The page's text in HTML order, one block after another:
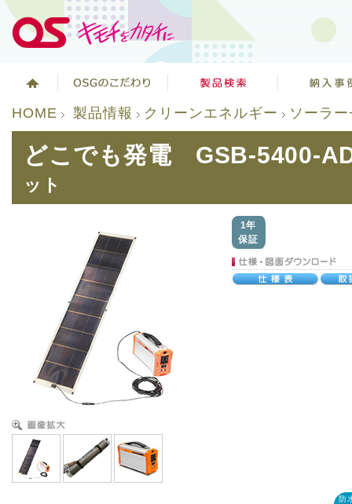
HOME 製品情報 クリーンエネルギー ソーラ
どこでも発電 GSB-5400-
ット
1年
保証
防